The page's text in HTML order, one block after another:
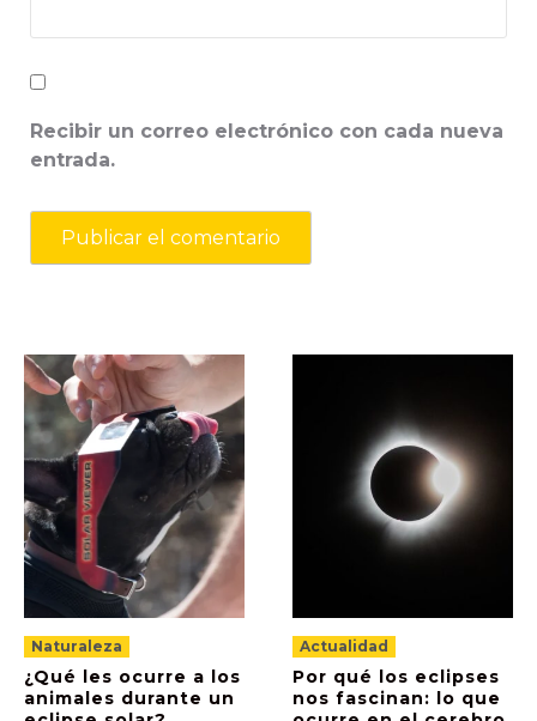
Recibir un correo electrónico con cada nueva
entrada.
Naturaleza
¿Qué les ocurre a los
animales durante un
Actualidad
Por qué los eclipses
nos fascinan: lo que